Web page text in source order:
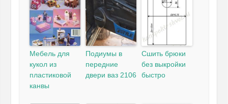
Мебель для
кукол из
пластиковой
канвы
Подиумы в
передние
двери ваз 2106
Сшить брюки
без выкройки
быстро